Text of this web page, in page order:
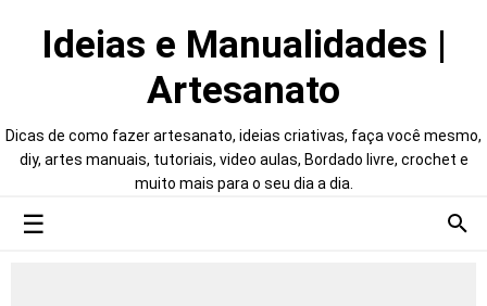
Ideias e Manualidades |
Artesanato
Dicas de como fazer artesanato, ideias criativas, faça você mesmo,
diy, artes manuais, tutoriais, video aulas, Bordado livre, crochet e
muito mais para o seu dia a dia.